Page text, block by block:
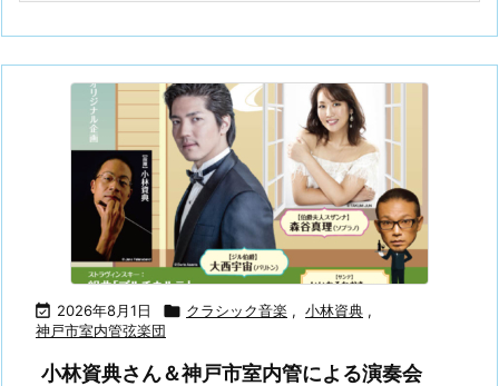
 2026年8月1日  クラシック音楽 , 小林資典 ,
神戸市室内管弦楽団
小林資典さん＆神戸市室内管による演奏会